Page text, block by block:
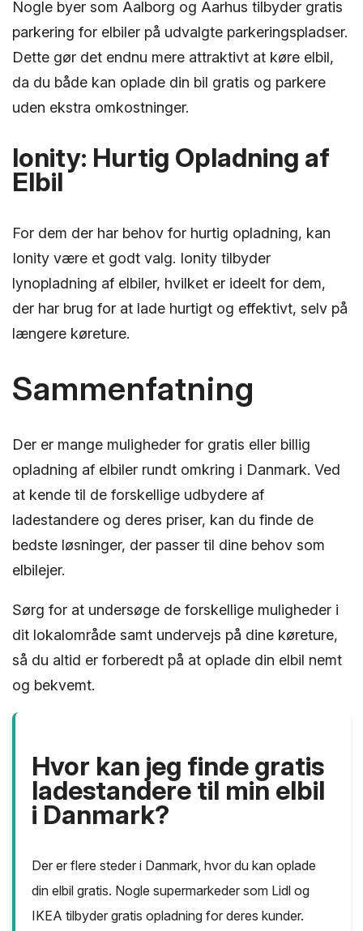
Nogle byer som Aalborg og Aarhus tilbyder gratis
parkering for elbiler på udvalgte parkeringspladser.
Dette gør det endnu mere attraktivt at køre elbil,
da du både kan oplade din bil gratis og parkere
uden ekstra omkostninger.
Ionity: Hurtig Opladning af
Elbil
For dem der har behov for hurtig opladning, kan
Ionity være et godt valg. Ionity tilbyder
lynopladning af elbiler, hvilket er ideelt for dem,
der har brug for at lade hurtigt og effektivt, selv på
længere køreture.
Sammenfatning
Der er mange muligheder for gratis eller billig
opladning af elbiler rundt omkring i Danmark. Ved
at kende til de forskellige udbydere af
ladestandere og deres priser, kan du finde de
bedste løsninger, der passer til dine behov som
elbilejer.
Sørg for at undersøge de forskellige muligheder i
dit lokalområde samt undervejs på dine køreture,
så du altid er forberedt på at oplade din elbil nemt
og bekvemt.
Hvor kan jeg finde gratis
ladestandere til min elbil
i Danmark?
Der er flere steder i Danmark, hvor du kan oplade
din elbil gratis. Nogle supermarkeder som Lidl og
IKEA tilbyder gratis opladning for deres kunder.